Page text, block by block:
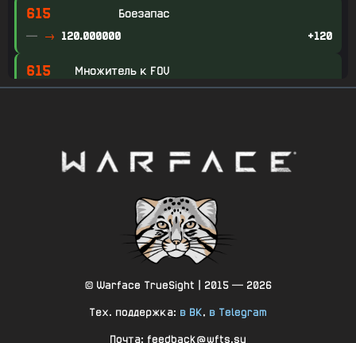
615 Боезапас
— 120.000000 +120
615 Множитель к FOV
— 1.000000 +1
0.700000
Множитель к FOV: В прицеле (лёжа)
© Warface TrueSight | 2015 — 2026
Тех. поддержка: в ВК, в Telegram
Почта: feedback@wfts.su